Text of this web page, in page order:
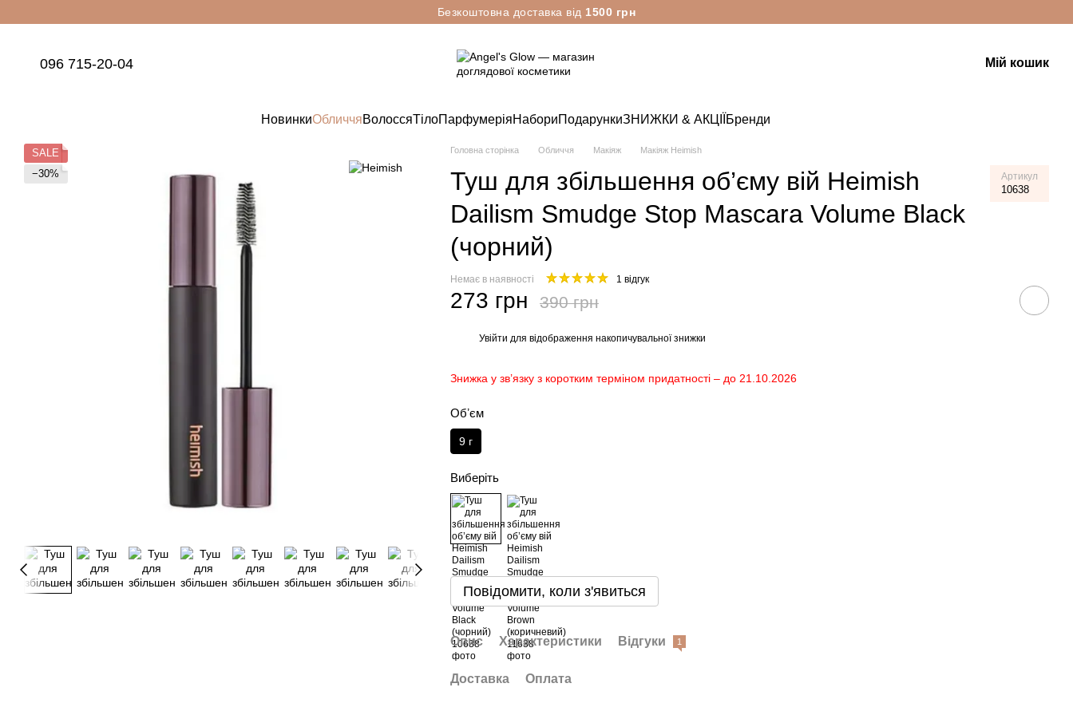
Безкоштовна доставка від 1500 грн
096 715-20-04 Мій кошик
НовинкиОбличчяВолоссяТілоПарфумеріяНабориПодарункиЗНИЖКИ & АКЦІЇ Бренди
SALE
−30%
Головна сторінка Обличчя Макіяж Макіяж Heimish
Туш для збільшення об’єму вій Heimish
Dailism Smudge Stop Mascara Volume Black
(чорний)
Артикул
10638
Немає в наявності 1 відгук
273 грн 390 грн
Увійти для відображення накопичувальної знижки
Знижка у зв’язку з коротким терміном придатності – до 21.10.2026
Обʼєм
9 г
Виберіть
Повідомити, коли з'явиться
Опис Характеристики Відгуки 1
Доставка Оплата